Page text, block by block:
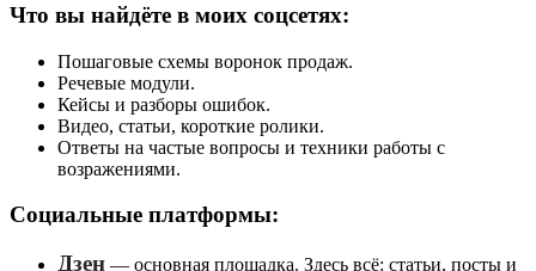
Что вы найдёте в моих соцсетях:
Пошаговые схемы воронок продаж.
Речевые модули.
Кейсы и разборы ошибок.
Видео, статьи, короткие ролики.
Ответы на частые вопросы и техники работы с
возражениями.
Социальные платформы:
Дзен — основная площадка. Здесь всё: статьи, посты и